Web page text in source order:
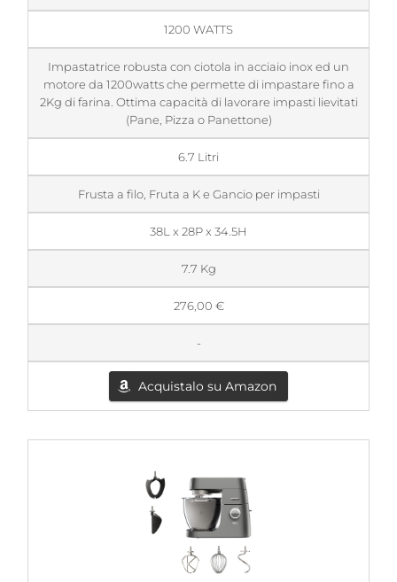
1200 WATTS
Impastatrice robusta con ciotola in acciaio inox ed un
motore da 1200watts che permette di impastare fino a
2Kg di farina. Ottima capacità di lavorare impasti lievitati
(Pane, Pizza o Panettone)
6.7 Litri
Frusta a filo, Fruta a K e Gancio per impasti
38L x 28P x 34.5H
7.7 Kg
276,00 €
-
Acquistalo su Amazon